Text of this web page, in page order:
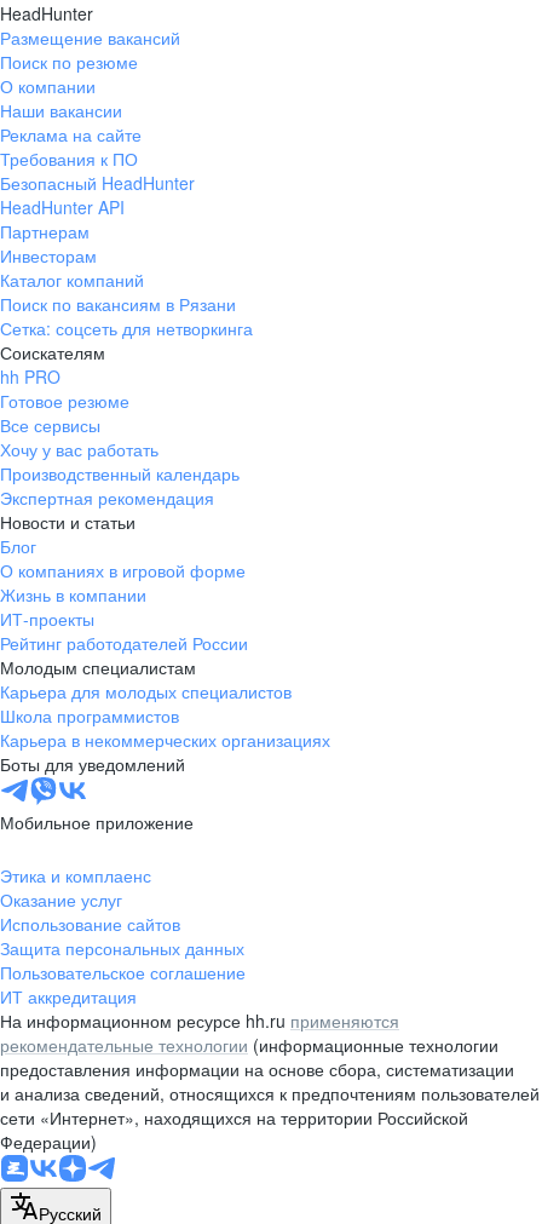
HeadHunter
Размещение вакансий
Поиск по резюме
О компании
Наши вакансии
Реклама на сайте
Требования к ПО
Безопасный HeadHunter
HeadHunter API
Партнерам
Инвесторам
Каталог компаний
Поиск по вакансиям в Рязани
Сетка: соцсеть для нетворкинга
Соискателям
hh PRO
Готовое резюме
Все сервисы
Хочу у вас работать
Производственный календарь
Экспертная рекомендация
Новости и статьи
Блог
О компаниях в игровой форме
Жизнь в компании
ИТ-проекты
Рейтинг работодателей России
Молодым специалистам
Карьера для молодых специалистов
Школа программистов
Карьера в некоммерческих организациях
Боты для уведомлений
Мобильное приложение
Этика и комплаенс
Оказание услуг
Использование сайтов
Защита персональных данных
Пользовательское соглашение
ИТ аккредитация
На информационном ресурсе hh.ru применяются
рекомендательные технологии (информационные технологии
предоставления информации на основе сбора, систематизации
и анализа сведений, относящихся к предпочтениям пользователей
сети «Интернет», находящихся на территории Российской
Федерации)
Русский